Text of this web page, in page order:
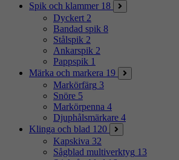
Spik och klammer 18
Dyckert 2
Bandad spik 8
Stålspik 2
Ankarspik 2
Pappspik 1
Märka och markera 19
Markörfärg 3
Snöre 5
Markörpenna 4
Djuphålsmärkare 4
Klinga och blad 120
Kapskiva 32
Sågblad multiverktyg 13